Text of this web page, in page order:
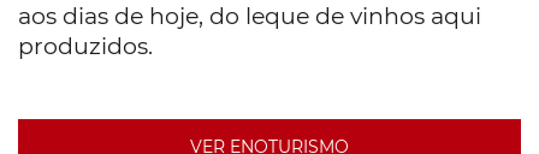
aos dias de hoje, do leque de vinhos aqui
produzidos.
VER ENOTURISMO